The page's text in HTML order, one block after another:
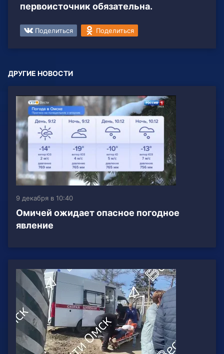
первоисточник обязательна.
Поделиться Поделиться
ДРУГИЕ НОВОСТИ
9 декабря в 10:40
Омичей ожидает опасное погодное
явление